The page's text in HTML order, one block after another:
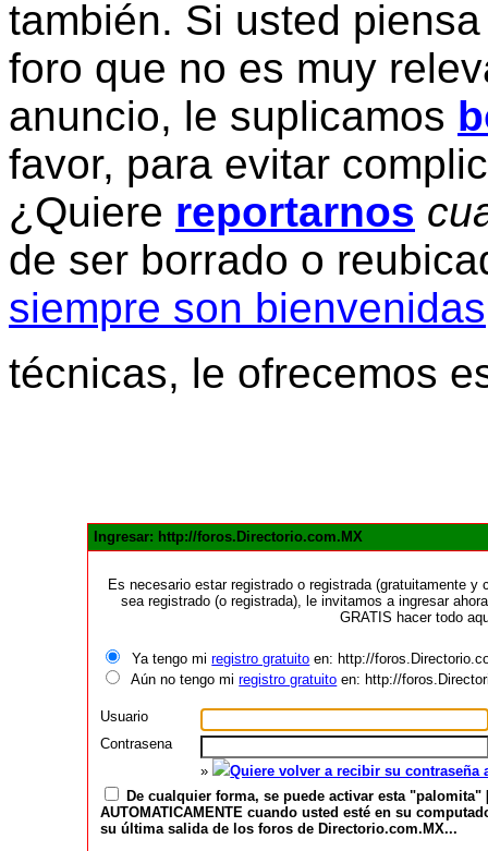
también. Si usted
foro que no es muy
anuncio, le suplicamos
favor, para evitar
¿Quiere reportarnos
de ser borrado o
siempre son bienvenidas
técnicas, le ofrecemos
Ingresar: http://foros.Directorio.com.MX
Es necesario estar registrado o registrada (gratuitamente
sea registrado (o registrada), le invitamos a ingresar
GRATIS hacer todo
Ya tengo miregistro gratuito en: http://
Aún no tengo miregistro gratuito en: http://
Usuario
Contrasena
»
Quiere volver a recibir su
De cualquier forma, se puede activar esta
AUTOMATICAMENTE cuando usted esté en su
su última salida de los foros de Directorio.com.MX...